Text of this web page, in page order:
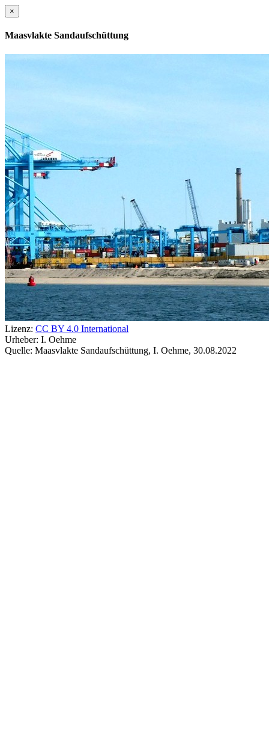
×
Maasvlakte Sandaufschüttung
Lizenz: CC BY 4.0 International
Urheber: I. Oehme
Quelle: Maasvlakte Sandaufschüttung, I. Oehme, 30.08.2022